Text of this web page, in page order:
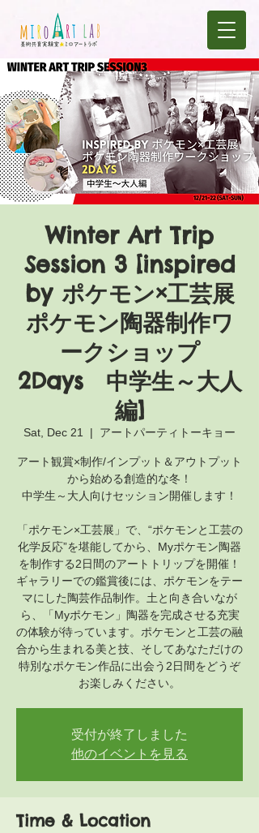
Winter Art Trip
Session 3 [inspired
by ポケモン×工芸展
ポケモン陶器制作ワ
ークショップ
2Days 中学生～大人
編]
Sat, Dec 21
  |
アートパーティトーキョー
アート観賞×制作/インプット＆アウトプット
から始める創造的な冬！
中学生～大人向けセッション開催します！
「ポケモン×工芸展」で、“ポケモンと工芸の
化学反応”を堪能してから、Myポケモン陶器
を制作する2日間のアートトリップを開催！
ギャラリーでの鑑賞後には、ポケモンをテー
マにした陶芸作品制作。土と向き合いなが
ら、「Myポケモン」陶器を完成させる充実
の体験が待っています。ポケモンと工芸の融
合から生まれる美と技、そしてあなただけの
特別なポケモン作品に出会う2日間をどうぞ
お楽しみください。
受付が終了しました
他のイベントを見る
Time & Location